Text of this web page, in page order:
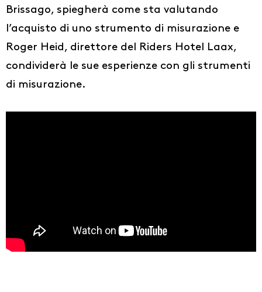
Brissago, spiegherà come sta valutando
l’acquisto di uno strumento di misurazione e
Roger Heid, direttore del Riders Hotel Laax,
condividerà le sue esperienze con gli strumenti
di misurazione.
Chi siamo
IT
DE
FR